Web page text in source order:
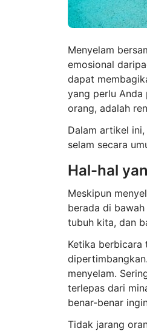
Menyelam
emosional
dapat
yang perlu Anda
orang, adalah
Dalam artikel
selam secara
Hal-hal
Meskipun
berada di
tubuh kita, dan
Ketika berbicara
menyelam.
terlepas dari
benar-benar
Tidak jarang